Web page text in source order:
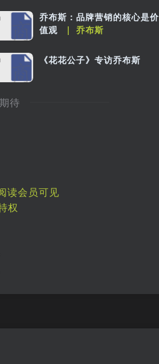
乔布斯：品牌营销的核心是价
值观 ｜ 乔布斯
《花花公子》专访乔布斯
待
读会员可见
权